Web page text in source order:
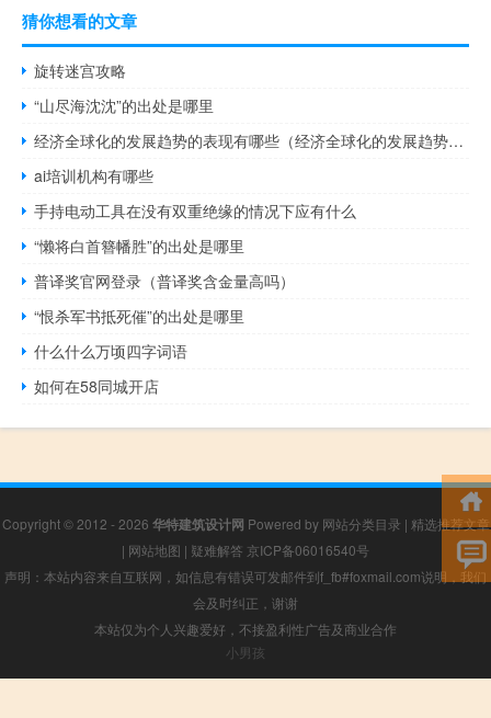
猜你想看的文章
旋转迷宫攻略
“山尽海沈沈”的出处是哪里
经济全球化的发展趋势的表现有哪些（经济全球化的发展趋势的表现）
ai培训机构有哪些
手持电动工具在没有双重绝缘的情况下应有什么
“懒将白首簪幡胜”的出处是哪里
普译奖官网登录（普译奖含金量高吗）
“恨杀军书抵死催”的出处是哪里
什么什么万顷四字词语
如何在58同城开店
Copyright © 2012 - 2026 华特建筑设计网 Powered by 网站分类目录 | 精选推荐文章
| 网站地图 | 疑难解答 京ICP备06016540号
声明：本站内容来自互联网，如信息有错误可发邮件到f_fb#foxmail.com说明，我们
会及时纠正，谢谢
本站仅为个人兴趣爱好，不接盈利性广告及商业合作
小男孩